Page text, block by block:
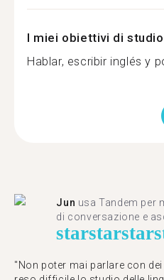
I miei obiettivi di studio
Hablar, escribir inglés y
Jun usa Tandem per
di conversazione e
starstarstar
"Non poter mai parlare con